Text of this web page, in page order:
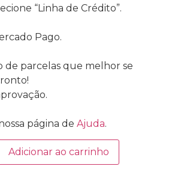
“Linha de Crédito”.
Pago.
de parcelas que melhor se
página de Ajuda.
Adicionar ao carrinho